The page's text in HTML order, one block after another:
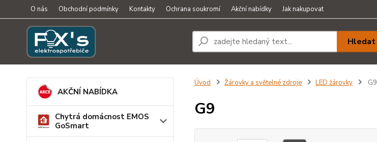
O nás Obchodní podmínky Kontakty Ochrana soukromí Akční nabídky Jak nakupovat
Hledat
AKČNÍ NABÍDKA
Chytrá domácnost EMOS
GoSmart
Úvod Žárovky a světelné zdroje LED žárovky G9
G9